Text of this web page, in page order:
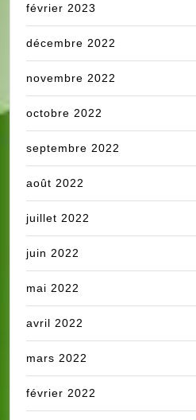
février 2023
décembre 2022
novembre 2022
octobre 2022
septembre 2022
août 2022
juillet 2022
juin 2022
mai 2022
avril 2022
mars 2022
février 2022